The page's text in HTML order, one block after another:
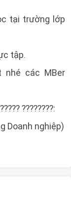
tại trường lớp
tập.
nhé các MBer
????????:
Doanh nghiệp)